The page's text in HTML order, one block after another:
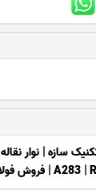
سازه| نوار نقاله
|
| فروش